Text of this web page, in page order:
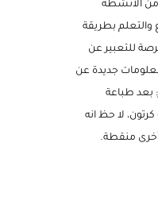
للتعديل
الأنشطة
والتعلم بطريقة
للتعبير عن
جديدة عن
بعد طباعة
لا حظ انه
منقطة.